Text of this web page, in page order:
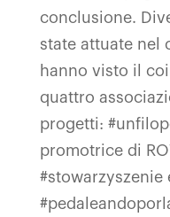
conclusione.
state attuate nel
hanno visto il
quattro
progetti:
promotrice di
#stowarzyszenie